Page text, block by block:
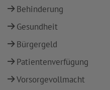
Behinderung
Gesundheit
Bürgergeld
Patientenverfügung
Vorsorgevollmacht